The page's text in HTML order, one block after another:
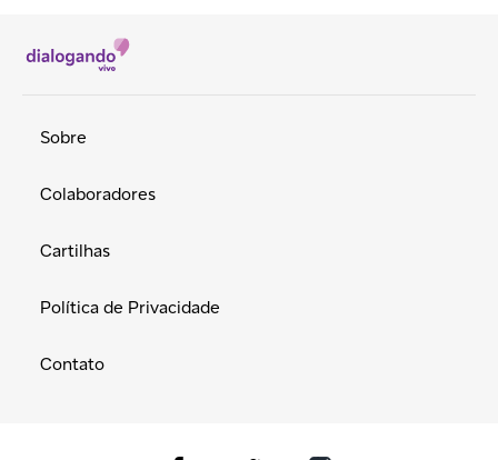
Sobre
Colaboradores
Cartilhas
Política de Privacidade
Contato